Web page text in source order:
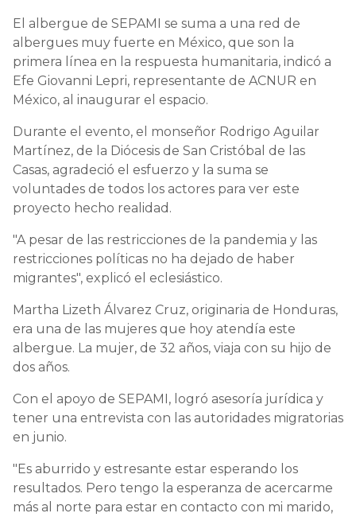
El albergue de SEPAMI se suma a una red de
albergues muy fuerte en México, que son la
primera línea en la respuesta humanitaria, indicó a
Efe Giovanni Lepri, representante de ACNUR en
México, al inaugurar el espacio.
Durante el evento, el monseñor Rodrigo Aguilar
Martínez, de la Diócesis de San Cristóbal de las
Casas, agradeció el esfuerzo y la suma se
voluntades de todos los actores para ver este
proyecto hecho realidad.
"A pesar de las restricciones de la pandemia y las
restricciones políticas no ha dejado de haber
migrantes", explicó el eclesiástico.
Martha Lizeth Álvarez Cruz, originaria de Honduras,
era una de las mujeres que hoy atendía este
albergue. La mujer, de 32 años, viaja con su hijo de
dos años.
Con el apoyo de SEPAMI, logró asesoría jurídica y
tener una entrevista con las autoridades migratorias
en junio.
"Es aburrido y estresante estar esperando los
resultados. Pero tengo la esperanza de acercarme
más al norte para estar en contacto con mi marido,